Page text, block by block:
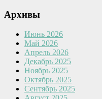
Архивы
Июнь 2026
Май 2026
Апрель 2026
Декабрь 2025
Ноябрь 2025
Октябрь 2025
Сентябрь 2025